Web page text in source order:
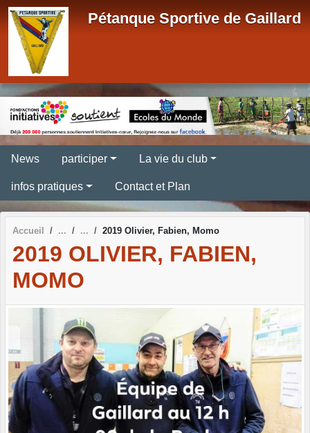
Pétanque Sportive de Gaillard
News participer La vie du club
infos pratiques Contact et Plan
Accueil 2019 Olivier, Fabien, Momo
2019 OLIVIER, FABIEN,
MOMO
Panneau de gestion des cookies